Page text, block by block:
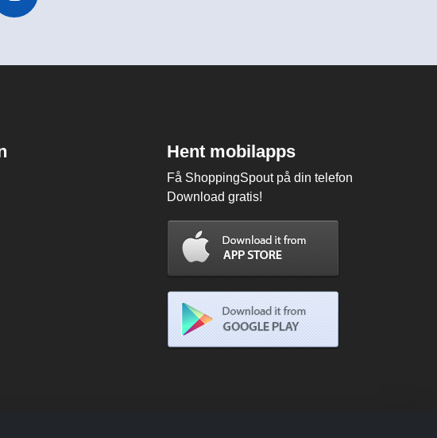
Hent mobilapps
Få ShoppingSpout på din telefon
Download gratis!